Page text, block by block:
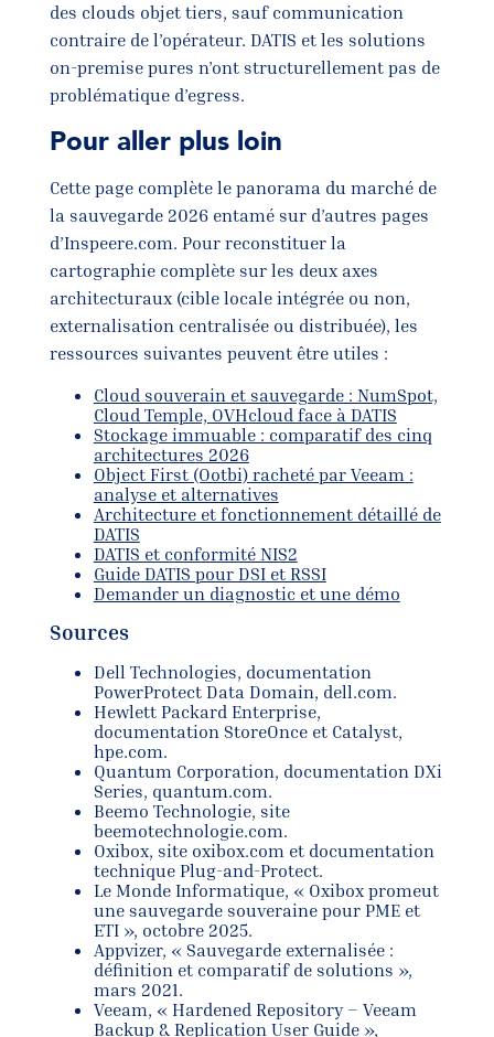
des clouds objet tiers, sauf communication
contraire de l’opérateur. DATIS et les solutions
on-premise pures n’ont structurellement pas de
problématique d’egress.
Pour aller plus loin
Cette page complète le panorama du marché de
la sauvegarde 2026 entamé sur d’autres pages
d’Inspeere.com. Pour reconstituer la
cartographie complète sur les deux axes
architecturaux (cible locale intégrée ou non,
externalisation centralisée ou distribuée), les
ressources suivantes peuvent être utiles :
Cloud souverain et sauvegarde : NumSpot,
Cloud Temple, OVHcloud face à DATIS
Stockage immuable : comparatif des cinq
architectures 2026
Object First (Ootbi) racheté par Veeam :
analyse et alternatives
Architecture et fonctionnement détaillé de
DATIS
DATIS et conformité NIS2
Guide DATIS pour DSI et RSSI
Demander un diagnostic et une démo
Sources
Dell Technologies, documentation
PowerProtect Data Domain, dell.com.
Hewlett Packard Enterprise,
documentation StoreOnce et Catalyst,
hpe.com.
Quantum Corporation, documentation DXi
Series, quantum.com.
Beemo Technologie, site
beemotechnologie.com.
Oxibox, site oxibox.com et documentation
technique Plug-and-Protect.
Le Monde Informatique, « Oxibox promeut
une sauvegarde souveraine pour PME et
ETI », octobre 2025.
Appvizer, « Sauvegarde externalisée :
définition et comparatif de solutions »,
mars 2021.
Veeam, « Hardened Repository – Veeam
Backup & Replication User Guide »,